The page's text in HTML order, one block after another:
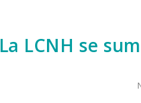
La LCNH se